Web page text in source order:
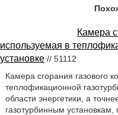
Камера
используемая в
установке // 51112
Камера сгорания газового
теплофикационной
области энергетики, а
газотурбинным